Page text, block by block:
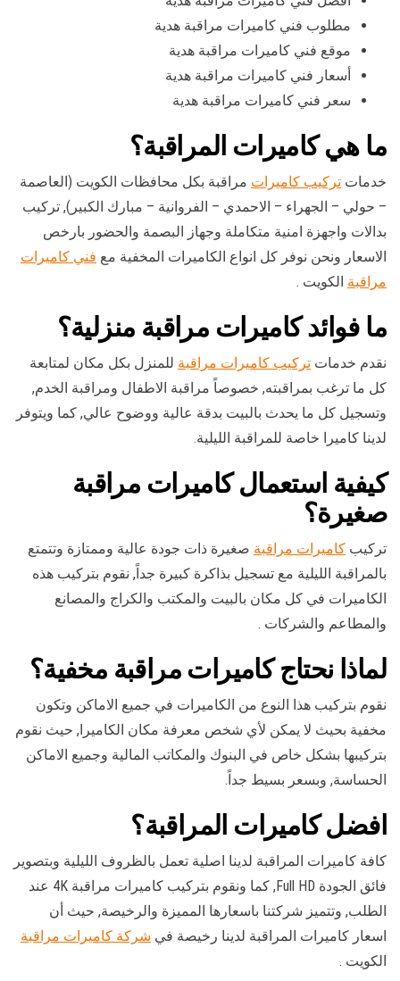
مطلوب فني كاميرات مراقبة هدية
موقع فني كاميرات مراقبة هدية
أسعار فني كاميرات مراقبة هدية
سعر فني كاميرات مراقبة هدية
ما هي كاميرات المراقبة؟
خدمات تركيب كاميرات مراقبة بكل محافظات الكويت (العاصمة
– حولي – الجهراء – الاحمدي – الفروانية – مبارك الكبير), تركيب
بدالات واجهزة امنية متكاملة وجهاز البصمة والحضور بارخص
الاسعار ونحن نوفر كل انواع الكاميرات المخفية مع فني كاميرات
مراقبة الكويت .
ما فوائد كاميرات مراقبة منزلية؟
نقدم خدمات تركيب كاميرات مراقبة للمنزل بكل مكان لمتابعة
كل ما ترغب بمراقبته, خصوصاً مراقبة الاطفال ومراقبة الخدم,
وتسجيل كل ما يحدث بالبيت بدقة عالية ووضوح عالي, كما ويتوفر
لدينا كاميرا خاصة للمراقبة الليلية.
كيفية استعمال كاميرات مراقبة
صغيرة؟
تركيب كاميرات مراقبة صغيرة ذات جودة عالية وممتازة وتتمتع
بالمراقبة الليلية مع تسجيل بذاكرة كبيرة جداً, نقوم بتركيب هذه
الكاميرات في كل مكان بالبيت والمكتب والكراج والمصانع
والمطاعم والشركات .
لماذا نحتاج كاميرات مراقبة مخفية؟
نقوم بتركيب هذا النوع من الكاميرات في جميع الاماكن وتكون
مخفية بحيث لا يمكن لأي شخص معرفة مكان الكاميرا, حيث نقوم
بتركيبها بشكل خاص في البنوك والمكاتب المالية وجميع الاماكن
الحساسة, وبسعر بسيط جداً.
افضل كاميرات المراقبة؟
كافة كاميرات المراقبة لدينا اصلية تعمل بالظروف الليلية وبتصوير
فائق الجودة Full HD, كما ونقوم بتركيب كاميرات مراقبة 4K عند
الطلب, وتتميز شركتنا باسعارها المميزة والرخيصة, حيث أن
اسعار كاميرات المراقبة لدينا رخيصة في شركة كاميرات مراقبة
الكويت .